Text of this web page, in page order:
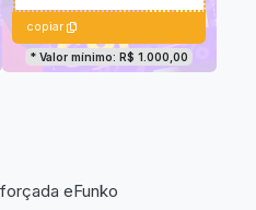
copiar
* Valor mínimo: R$ 1.000,00
eFunko